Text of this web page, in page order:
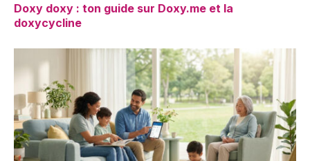
Doxy doxy : ton guide sur Doxy.me et la
doxycycline